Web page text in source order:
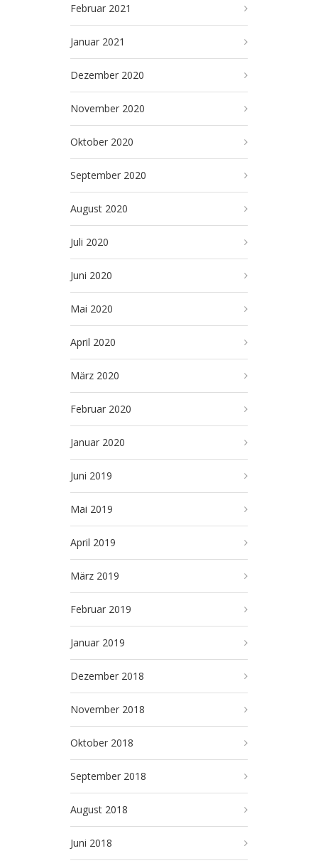
Februar 2021
Januar 2021
Dezember 2020
November 2020
Oktober 2020
September 2020
August 2020
Juli 2020
Juni 2020
Mai 2020
April 2020
März 2020
Februar 2020
Januar 2020
Juni 2019
Mai 2019
April 2019
März 2019
Februar 2019
Januar 2019
Dezember 2018
November 2018
Oktober 2018
September 2018
August 2018
Juni 2018